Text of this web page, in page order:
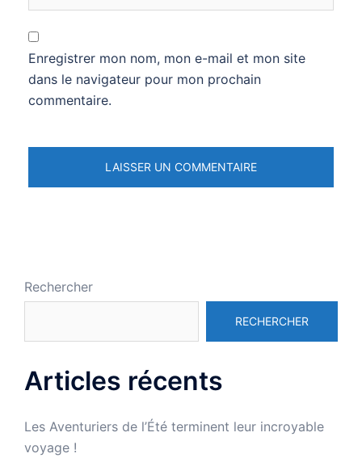
Enregistrer mon nom, mon e-mail et mon site
dans le navigateur pour mon prochain
commentaire.
Rechercher
RECHERCHER
Articles récents
Les Aventuriers de l’Été terminent leur incroyable
voyage !